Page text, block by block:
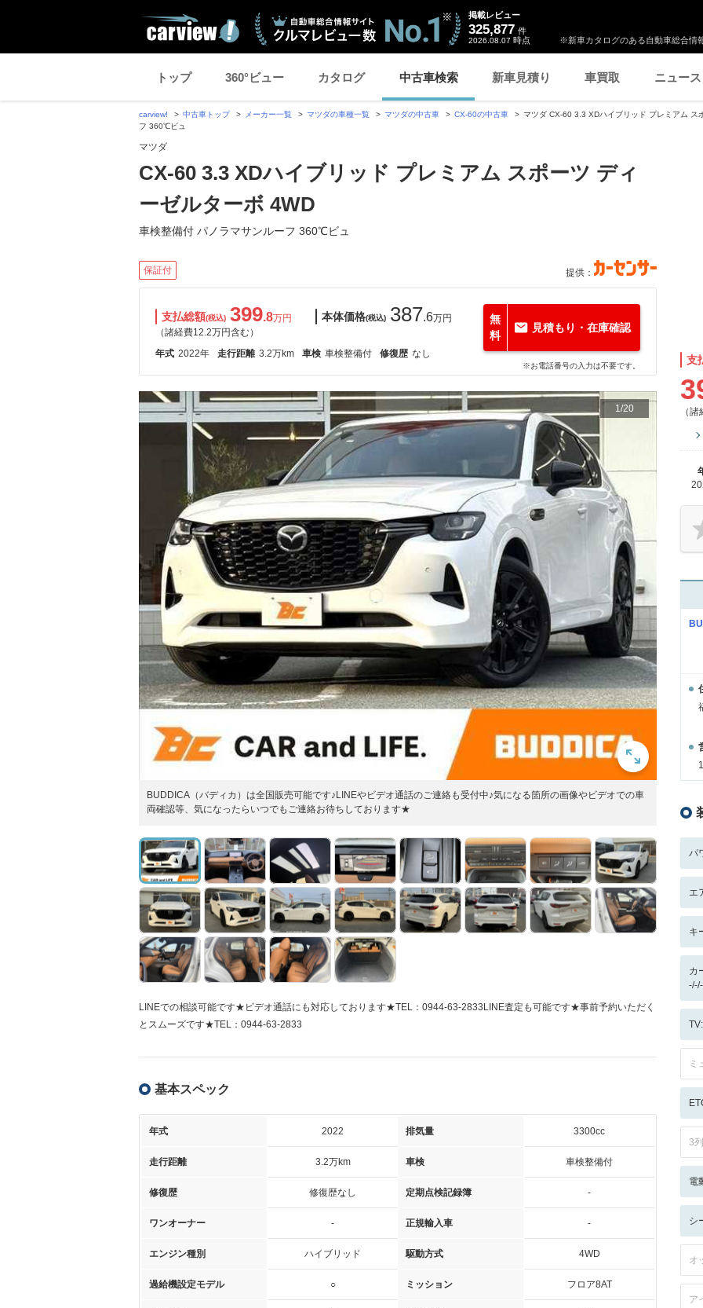
※新車カタログのある自動車総合情
掲載レビュー
325,877 件
2026.08.07 時点
トップ 360°ビュー カタログ 中古車検索 新車見積り 車買取 ニュース
carview! 中古車トップ メーカー一覧 マツダの車種一覧 マツダの中古車 CX-60の中古車
マツダ CX-60 3.3 XDハイブリッド プレミアム ス
フ 360℃ビュ
マツダ
CX-60 3.3 XDハイブリッド プレミアム スポーツ ディ
ーゼルターボ 4WD
車検整備付 パノラマサンルーフ 360℃ビュ
保証付 提供：
支払総額(税込) 399.8万円
（諸経費12.2万円含む）
本体価格(税込) 387.6万円
年式 2022年 走行距離 3.2万km 車検 車検整備付 修復歴 なし
無
料
見積もり・在庫確認
※お電話番号の入力は不要です。
1/20
BUDDICA（バディカ）は全国販売可能です♪LINEやビデオ通話のご連絡も受付中♪気になる箇所の画像やビデオでの車
両確認等、気になったらいつでもご連絡お待ちしております★
LINEでの相談可能です★ビデオ通話にも対応しております★TEL：0944-63-2833LINE査定も可能です★事前予約いただく
とスムーズです★TEL：0944-63-2833
基本スペック
年式 2022 排気量 3300cc
走行距離 3.2万km 車検 車検整備付
修復歴 修復歴なし 定期点検記録簿 -
ワンオーナー - 正規輸入車 -
エンジン種別 ハイブリッド 駆動方式 4WD
過給機設定モデル ○ ミッション フロア8AT
支
（
パ
エ
キ
カ
ミ
3
電
シ
オ
ア